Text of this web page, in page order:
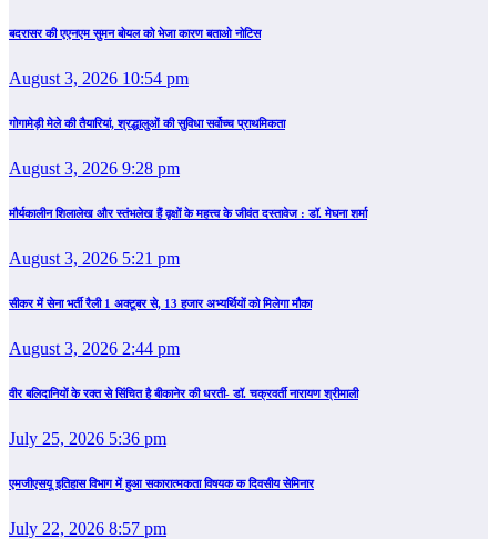
बदरासर की एएनएम सुमन बोयल को भेजा कारण बताओ नोटिस
August 3, 2026 10:54 pm
गोगामेड़ी मेले की तैयारियां, श्रद्धालुओं की सुविधा सर्वोच्च प्राथमिकता
August 3, 2026 9:28 pm
मौर्यकालीन शिलालेख और स्तंभलेख हैं वृक्षों के महत्त्व के जीवंत दस्तावेज : डॉ. मेघना शर्मा
August 3, 2026 5:21 pm
सीकर में सेना भर्ती रैली 1 अक्टूबर से, 13 हजार अभ्यर्थियों को मिलेगा मौका
August 3, 2026 2:44 pm
वीर बलिदानियों के रक्त से सिंचित है बीकानेर की धरती- डॉ. चक्रवर्ती नारायण श्रीमाली
July 25, 2026 5:36 pm
एमजीएसयू इतिहास विभाग में हुआ सकारात्मकता विषयक क दिवसीय सेमिनार
July 22, 2026 8:57 pm